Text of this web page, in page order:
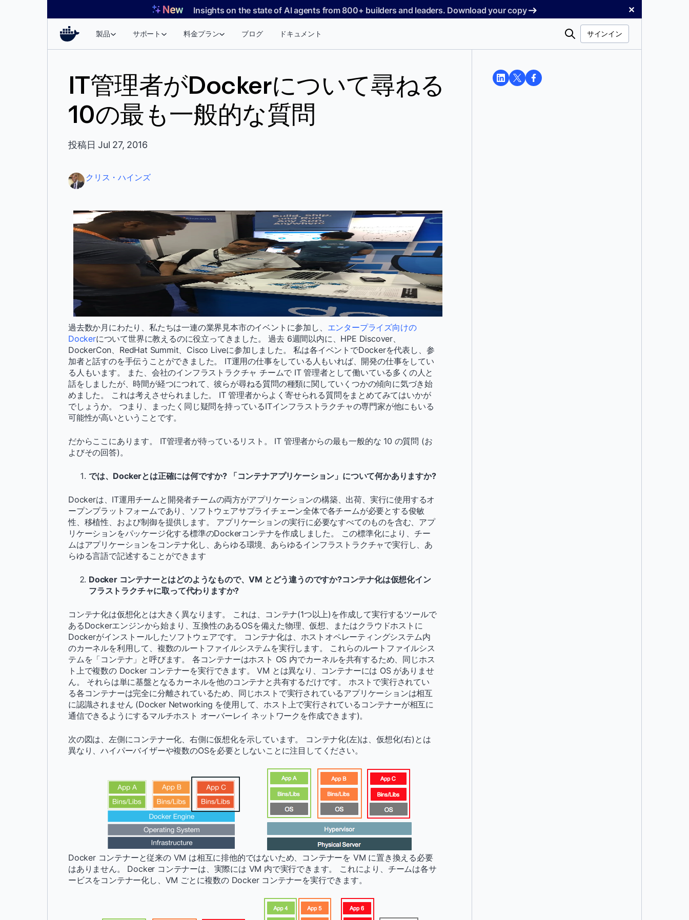
Insights on the state of AI agents from 800+ builders and leaders. Download your copy ✕
製品 サポート 料金プラン ブログ ドキュメント
検
サインイン
IT管理者がDockerについて尋ねる
10の最も一般的な質問
投稿日 Jul 27, 2016
クリス・ハインズ
過去数か月にわたり、私たちは一連の業界見本市のイベントに参加し、 エンタープライズ向けの
Dockerについて世界に教えるのに役立ってきました。 過去 6週間以内に、HPE Discover、
DockerCon、RedHat Summit、Cisco Liveに参加しました。 私は各イベントでDockerを代表し、参
加者と話すのを手伝うことができました。 IT運用の仕事をしている人もいれば、開発の仕事をしてい
る人もいます。 また、会社のインフラストラクチャ チームで IT 管理者として働いている多くの人と
話をしましたが、時間が経つにつれて、彼らが尋ねる質問の種類に関していくつかの傾向に気づき始
めました。 これは考えさせられました。 IT 管理者からよく寄せられる質問をまとめてみてはいかが
でしょうか。 つまり、まったく同じ疑問を持っているITインフラストラクチャの専門家が他にもいる
可能性が高いということです。
だからここにあります。 IT管理者が待っているリスト。 IT 管理者からの最も一般的な 10 の質問 (お
よびその回答)。
では、Dockerとは正確には何ですか? 「コンテナアプリケーション」について何かありますか?
Dockerは、IT運用チームと開発者チームの両方がアプリケーションの構築、出荷、実行に使用するオ
ープンプラットフォームであり、ソフトウェアサプライチェーン全体で各チームが必要とする俊敏
性、移植性、および制御を提供します。 アプリケーションの実行に必要なすべてのものを含む、アプ
リケーションをパッケージ化する標準のDockerコンテナを作成しました。 この標準化により、チー
ムはアプリケーションをコンテナ化し、あらゆる環境、あらゆるインフラストラクチャで実行し、あ
らゆる言語で記述することができます
Docker コンテナーとはどのようなもので、VM とどう違うのですか?コンテナ化は仮想化イン
フラストラクチャに取って代わりますか?
コンテナ化は仮想化とは大きく異なります。 これは、コンテナ(1つ以上)を作成して実行するツールで
あるDockerエンジンから始まり、互換性のあるOSを備えた物理、仮想、またはクラウドホストに
Dockerがインストールしたソフトウェアです。 コンテナ化は、ホストオペレーティングシステム内
のカーネルを利用して、複数のルートファイルシステムを実行します。 これらのルートファイルシス
テムを「コンテナ」と呼びます。 各コンテナーはホスト OS 内でカーネルを共有するため、同じホス
ト上で複数の Docker コンテナーを実行できます。 VM とは異なり、コンテナーには OS がありませ
ん。 それらは単に基盤となるカーネルを他のコンテナと共有するだけです。 ホストで実行されてい
る各コンテナーは完全に分離されているため、同じホストで実行されているアプリケーションは相互
に認識されません (Docker Networking を使用して、ホスト上で実行されているコンテナーが相互に
通信できるようにするマルチホスト オーバーレイ ネットワークを作成できます)。
次の図は、左側にコンテナー化、右側に仮想化を示しています。 コンテナ化(左)は、仮想化(右)とは
異なり、ハイパーバイザーや複数のOSを必要としないことに注目してください。
Docker コンテナーと従来の VM は相互に排他的ではないため、コンテナーを VM に置き換える必要
はありません。 Docker コンテナーは、実際には VM 内で実行できます。 これにより、チームは各サ
ービスをコンテナー化し、VM ごとに複数の Docker コンテナーを実行できます。